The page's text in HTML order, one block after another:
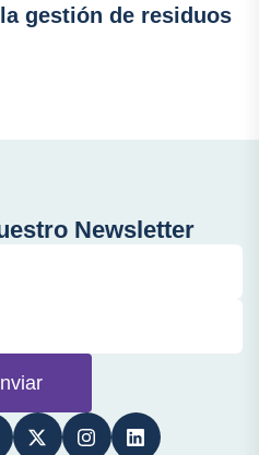
gestión de residuos
Newsletter